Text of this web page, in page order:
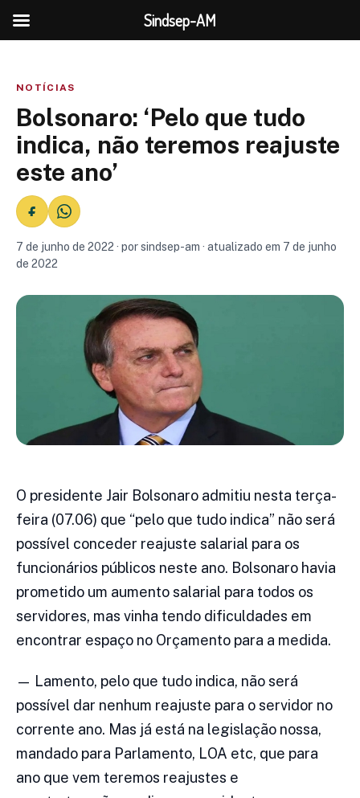
NOTÍCIAS
Bolsonaro: ‘Pelo que tudo
indica, não teremos reajuste
este ano’
7 de junho de 2022 · por sindsep-am · atualizado em 7 de junho
de 2022
O presidente Jair Bolsonaro admitiu nesta terça-
feira (07.06) que “pelo que tudo indica” não será
possível conceder reajuste salarial para os
funcionários públicos neste ano. Bolsonaro havia
prometido um aumento salarial para todos os
servidores, mas vinha tendo dificuldades em
encontrar espaço no Orçamento para a medida.
— Lamento, pelo que tudo indica, não será
possível dar nenhum reajuste para o servidor no
corrente ano. Mas já está na legislação nossa,
mandado para Parlamento, LOA etc, que para
ano que vem teremos reajustes e
Sindsep-AM